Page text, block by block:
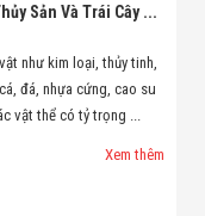
Sản Và Trái Cây ...
như kim loại, thủy tinh,
đá, nhựa cứng, cao su
vật thể có tỷ trọng ...
Xem thêm